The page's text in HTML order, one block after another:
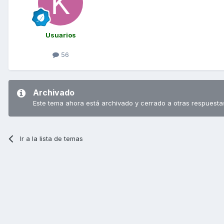
Usuarios
56
Archivado
Este tema ahora está archivado y cerrado a otras
Ir a la lista de temas